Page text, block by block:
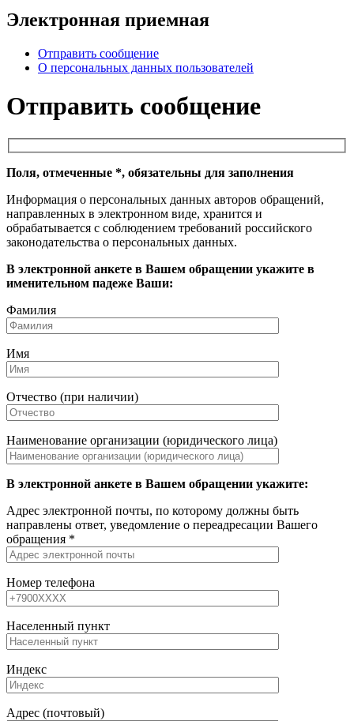
Электронная приемная
Отправить сообщение
О персональных данных пользователей
Отправить сообщение
Поля, отмеченные *, обязательны для заполнения
Информация о персональных данных авторов обращений,
направленных в электронном виде, хранится и
обрабатывается с соблюдением требований российского
законодательства о персональных данных.
В электронной анкете в Вашем обращении укажите в
именительном падеже Ваши:
Фамилия
Имя
Отчество (при наличии)
Наименование организации (юридического лица)
В электронной анкете в Вашем обращении укажите:
Адрес электронной почты, по которому должны быть
направлены ответ, уведомление о переадресации Вашего
обращения *
Номер телефона
Населенный пункт
Индекс
Адрес (почтовый)